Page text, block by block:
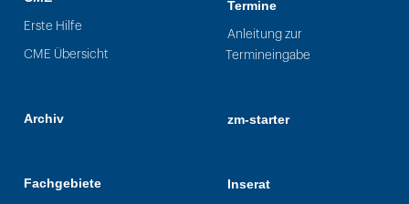
Erste Hilfe
CME Übersicht
Archiv
Fachgebiete
Termine
Anleitung zur
Termineingabe
zm-starter
Inserat